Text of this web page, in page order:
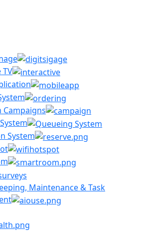
System
Maintenance & Task